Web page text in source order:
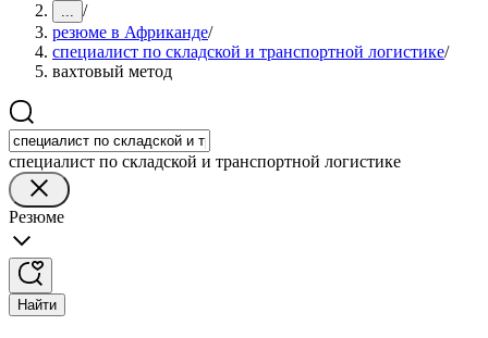
... /
резюме в Африканде/
специалист по складской и транспортной логистике/
вахтовый метод
специалист по складской и транспортной логистике
Резюме
Найти